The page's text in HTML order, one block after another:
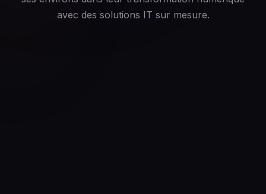
avec des solutions IT sur mesure.